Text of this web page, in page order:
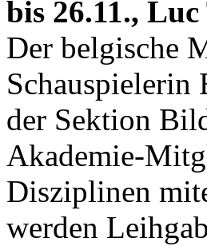
bis 26.11.,
Der belgische
Schauspielerin
der Sektion
Akademie-
Disziplinen
werden